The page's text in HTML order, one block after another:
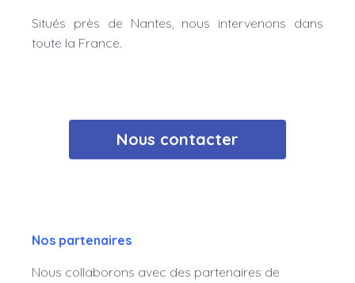
Situés près de Nantes, nous intervenons dans
toute la France.
Nous contacter
Nos partenaires
Nous collaborons avec des partenaires de